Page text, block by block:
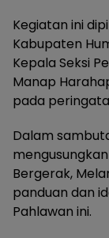
Kegiatan ini
Kabupaten
Kepala Seksi
Manap
pada
Dalam
Bergerak,
panduan dan
Pahlawan ini.